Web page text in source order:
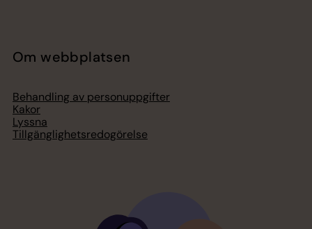
Om webbplatsen
Behandling av personuppgifter
Kakor
Lyssna
Tillgänglighetsredogörelse